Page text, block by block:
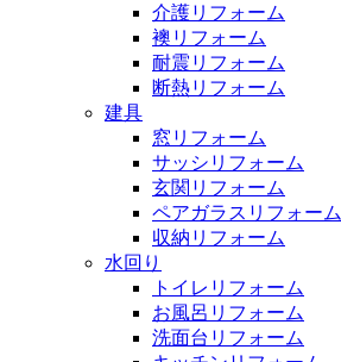
介護リフォーム
襖リフォーム
耐震リフォーム
断熱リフォーム
建具
窓リフォーム
サッシリフォーム
玄関リフォーム
ペアガラスリフォーム
収納リフォーム
水回り
トイレリフォーム
お風呂リフォーム
洗面台リフォーム